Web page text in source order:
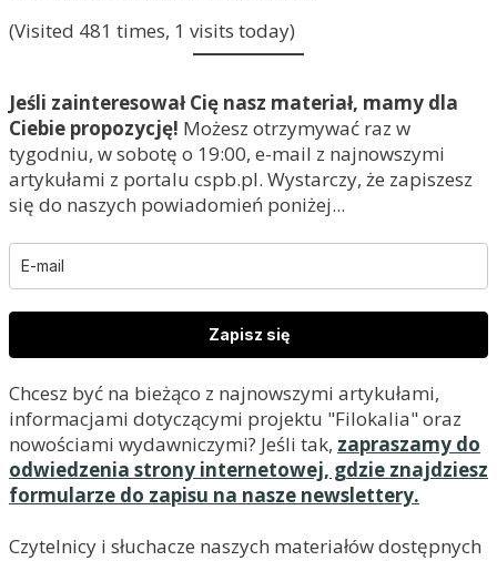
(Visited 481 times, 1 visits today)
Jeśli zainteresował Cię nasz materiał, mamy dla
Ciebie propozycję! Możesz otrzymywać raz w
tygodniu, w sobotę o 19:00, e-mail z najnowszymi
artykułami z portalu cspb.pl. Wystarczy, że zapiszesz
się do naszych powiadomień poniżej...
Zapisz się
Chcesz być na bieżąco z najnowszymi artykułami,
informacjami dotyczącymi projektu "Filokalia" oraz
nowościami wydawniczymi? Jeśli tak, zapraszamy do
odwiedzenia strony internetowej, gdzie znajdziesz
formularze do zapisu na nasze newslettery.
Czytelnicy i słuchacze naszych materiałów dostępnych